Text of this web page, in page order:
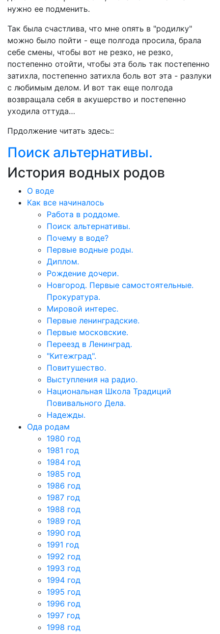
нужно ее подменить.
Так была счастлива, что мне опять в "родилку"
можно было пойти - еще полгода просила, брала
себе смены, чтобы вот не резко, не резко,
постепенно отойти, чтобы эта боль так постепенно
затихла, постепенно затихла боль вот эта - разлуки
с любимым делом. И вот так еще полгода
возвращала себя в акушерство и постепенно
уходила оттуда…
Прдолжение читать здесь::
Поиск альтернативы.
История водных родов
О воде
Как все начиналось
Работа в роддоме.
Поиск альтернативы.
Почему в воде?
Первые водные роды.
Диплом.
Рождение дочери.
Новгород. Первые самостоятельные.
Прокуратура.
Мировой интерес.
Первые ленинградские.
Первые московские.
Переезд в Ленинград.
"Китежград".
Повитушество.
Выступления на радио.
Национальная Школа Традиций
Повивального Дела.
Надежды.
Ода родам
1980 год
1981 год
1984 год
1985 год
1986 год
1987 год
1988 год
1989 год
1990 год
1991 год
1992 год
1993 год
1994 год
1995 год
1996 год
1997 год
1998 год